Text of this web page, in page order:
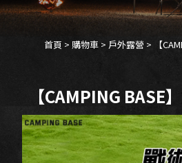
首頁 > 購物車> 戶外露營 > 【
【CAMPING BASE